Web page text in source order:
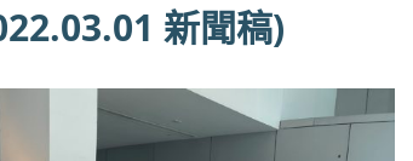
新聞稿)